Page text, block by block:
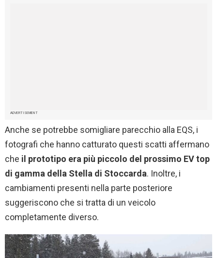
ADVERTISEMENT
Anche se potrebbe somigliare parecchio alla EQS, i
fotografi che hanno catturato questi scatti affermano
che il prototipo era più piccolo del prossimo EV top
di gamma della Stella di Stoccarda. Inoltre, i
cambiamenti presenti nella parte posteriore
suggeriscono che si tratta di un veicolo
completamente diverso.